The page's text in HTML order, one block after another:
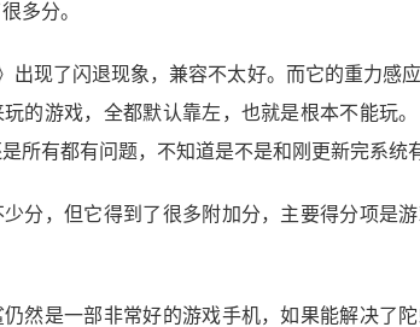
多分。
出现了闪退现象，兼容不太好。而它的重力感
的游戏，全都默认靠左，也就是根本不能玩
所有都有问题，不知道是不是和刚更新完系统
少分，但它得到了很多附加分，主要得分项是
然是一部非常好的游戏手机，如果能解决了